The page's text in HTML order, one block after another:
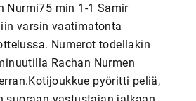
Nurmi75 min 1-1 Samir
varsin vaatimatonta
Numerot todellakin
Rachan Nurmen
pyöritti peliä,